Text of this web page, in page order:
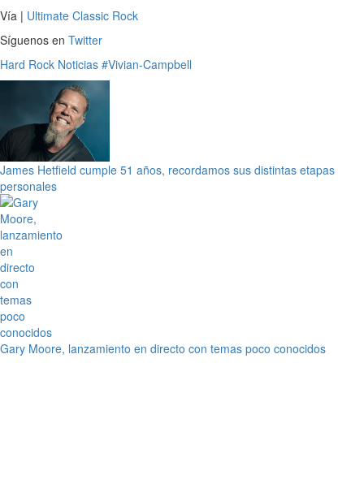
Vía | Ultimate Classic Rock
Síguenos en Twitter
Hard Rock Noticias #Vivian-Campbell
James Hetfield cumple 51 años, recordamos sus distintas etapas
personales
Gary Moore, lanzamiento en directo con temas poco conocidos